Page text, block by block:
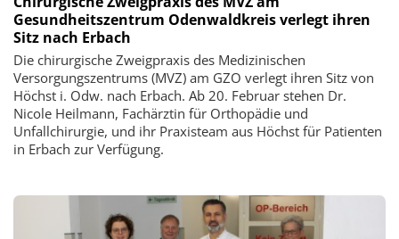
Gesundheitszentrum Odenwaldkreis verlegt ihren
Sitz nach Erbach
Die chirurgische Zweigpraxis des Medizinischen
Versorgungszentrums (MVZ) am GZO verlegt ihren Sitz von
Höchst i. Odw. nach Erbach. Ab 20. Februar stehen Dr.
Nicole Heilmann, Fachärztin für Orthopädie und
Unfallchirurgie, und ihr Praxisteam aus Höchst für Patienten
in Erbach zur Verfügung.